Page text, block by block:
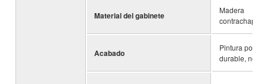
Material del gabinete
Madera
Acabado
Pintura
durable, negro